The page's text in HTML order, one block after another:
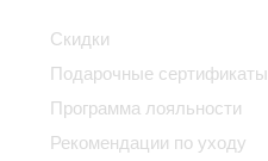
Скидки
Подарочные сертификаты
Программа лояльности
Рекомендации по уходу